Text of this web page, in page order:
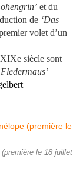
et du
de ‘Das
volet d’un
siècle sont
le 18 juillet